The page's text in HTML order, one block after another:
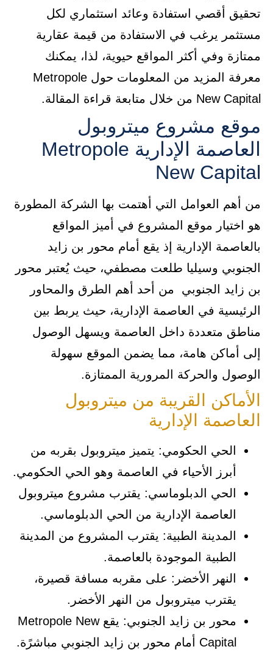
تحقيق أقصي استفادة وعائد استثماري لكل
مستثمر يرغب في الاستفادة من قيمة عقارية
ممتازة وفي أكثر المواقع حيوية، لذا، يمكنك
معرفة المزيد من المعلومات حول Metropole
New Capital من خلال متابعة قراءة المقالة.
موقع مشروع ميتروبول
العاصمة الإدارية Metropole
New Capital
من أهم العوامل التي أهتمت بها الشركة المطورة
هو اختيار موقع المشروع في أميز المواقع
بالعاصمة الإدارية إذ يقع أمام محور بن زايد
الجنوبي وسيليا طلعت مصطفي، حيث يُعتبر محور
بن زايد الجنوبي من أحد أهم الطرق والمحاور
الرئيسية في العاصمة الإدارية، حيث يربط بين
مناطق متعددة داخل العاصمة ويسهل الوصول
إلى أماكن هامة، مما يضمن الموقع سهولة
الوصول والحركة المرورية الممتازة.
الأماكن القريبة من ميتروبول
العاصمة الإدارية
الحي الحكومي: يتميز ميتروبول بقربه من
أبرز الأحياء في العاصمة وهو الحي الحكومي.
الحي الدبلوماسي: يقترب مشروع ميتروبول
العاصمة الإدارية من الحي الدبلوماسي.
المدينة الطبية: يقترب المشروع من المدينة
الطبية الموجودة بالعاصمة.
النهر الأخضر: على مقربه مسافة قصيرة،
يقترب ميتروبول من النهر الأخضر.
محور بن زايد الجنوبي: يقع Metropole New
Capital أمام محور بن زايد الجنوبي مباشرًة.